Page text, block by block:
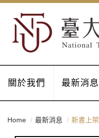
關於我們 最新消息
Home 最新消息 新書上架